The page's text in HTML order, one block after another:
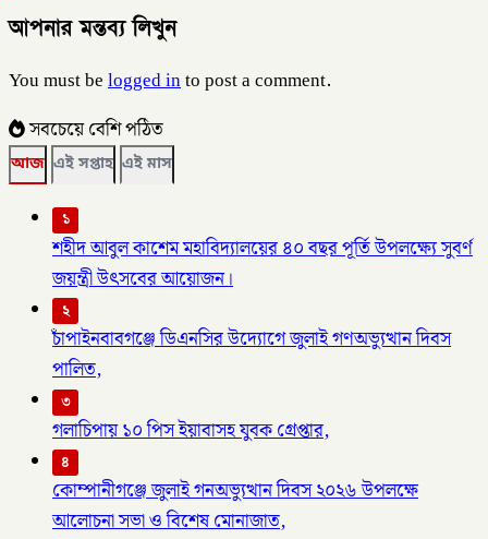
আপনার মন্তব্য লিখুন
You must belogged into post a comment.
সবচেয়ে বেশি পঠিত
আজ এই সপ্তাহ এই মাস
১
শহীদ আবুল কাশেম মহাবিদ্যালয়ের ৪০ বছর পূর্তি উপলক্ষ্যে সুবর্ণ
জয়ন্ত্রী উৎসবের আয়োজন।
২
চাঁপাইনবাবগঞ্জে ডিএনসির উদ্যোগে জুলাই গণঅভ্যুত্থান দিবস
পালিত,
৩
গলাচিপায় ১০ পিস ইয়াবাসহ যুবক গ্রেপ্তার,
৪
কোম্পানীগঞ্জে জুলাই গনঅভ্যুত্থান দিবস ২০২৬ উপলক্ষে
আলোচনা সভা ও বিশেষ মোনাজাত,